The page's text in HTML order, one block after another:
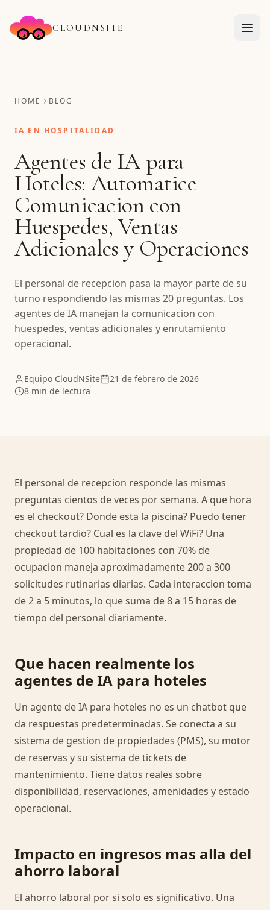
CLOUDNSITE
HOME BLOG
IA EN HOSPITALIDAD
Agentes de IA para
Hoteles: Automatice
Comunicacion con
Huespedes, Ventas
Adicionales y Operaciones
El personal de recepcion pasa la mayor parte de su
turno respondiendo las mismas 20 preguntas. Los
agentes de IA manejan la comunicacion con
huespedes, ventas adicionales y enrutamiento
operacional.
Equipo CloudNSite
21 de febrero de 2026
8 min de lectura
El personal de recepcion responde las mismas
preguntas cientos de veces por semana. A que hora
es el checkout? Donde esta la piscina? Puedo tener
checkout tardio? Cual es la clave del WiFi? Una
propiedad de 100 habitaciones con 70% de
ocupacion maneja aproximadamente 200 a 300
solicitudes rutinarias diarias. Cada interaccion toma
de 2 a 5 minutos, lo que suma de 8 a 15 horas de
tiempo del personal diariamente.
Que hacen realmente los
agentes de IA para hoteles
Un agente de IA para hoteles no es un chatbot que
da respuestas predeterminadas. Se conecta a su
sistema de gestion de propiedades (PMS), su motor
de reservas y su sistema de tickets de
mantenimiento. Tiene datos reales sobre
disponibilidad, reservaciones, amenidades y estado
operacional.
Impacto en ingresos mas alla del
ahorro laboral
El ahorro laboral por si solo es significativo. Una